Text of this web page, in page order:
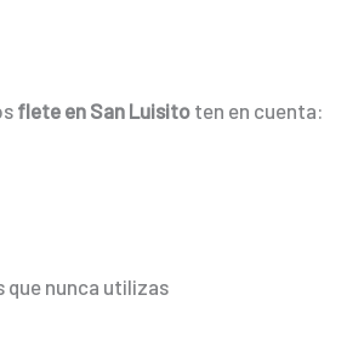
flete en San Luisito ten en cuenta:
que nunca utilizas